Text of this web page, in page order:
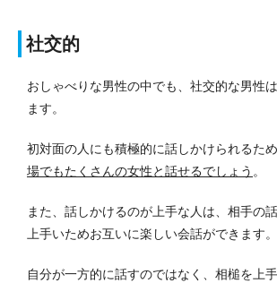
社交的
おしゃべりな男性の中でも、社交的な男性
ます。
初対面の人にも積極的に話しかけられるため
場でもたくさんの女性と話せるでしょう 。
また、話しかけるのが上手な人は、相手の
上手いためお互いに楽しい会話ができます。
自分が一方的に話すのではなく、相槌を上